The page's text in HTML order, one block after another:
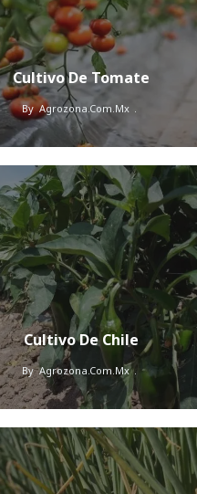
Cultivo De Tomate
By Agrozona.com.mx
Cultivo De Chile
By Agrozona.com.mx